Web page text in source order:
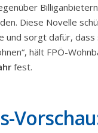
Diese Novelle
und sorgt dafür, dass
hält FPÖ-
fest.